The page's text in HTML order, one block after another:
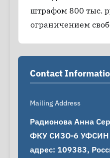
штрафом 800 тыс.
ограничением
Contact
Mailing Address
Радионова Анна
ФКУ СИЗО-6 УФСИН
адрес: 109383,